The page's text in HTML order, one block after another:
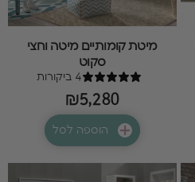
מיטת קומותיים מיטה וחצי
סקוט
4 ביקורות
₪5,280
הוספה לסל